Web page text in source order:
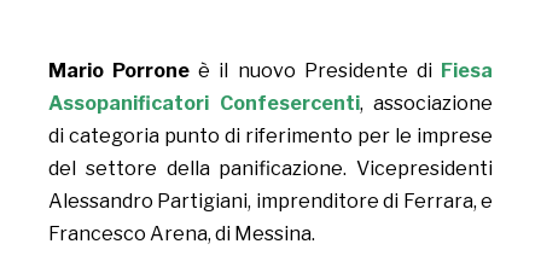
Mario Porrone è il nuovo Presidente di Fiesa
Assopanificatori Confesercenti, associazione
di categoria punto di riferimento per le imprese
del settore della panificazione. Vicepresidenti
Alessandro Partigiani, imprenditore di Ferrara, e
Francesco Arena, di Messina.